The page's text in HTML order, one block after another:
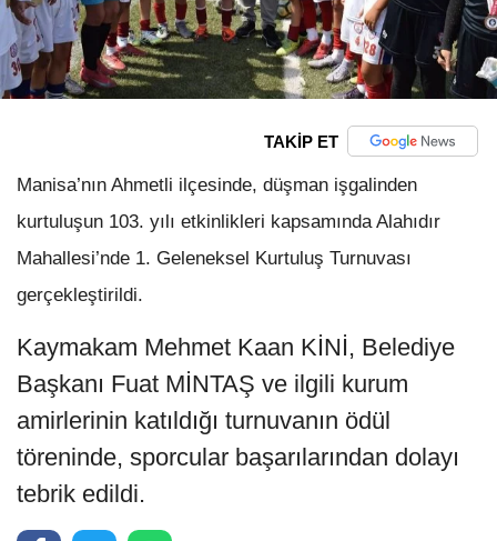
TAKİP ET
Manisa’nın Ahmetli ilçesinde, düşman işgalinden
kurtuluşun 103. yılı etkinlikleri kapsamında Alahıdır
Mahallesi’nde 1. Geleneksel Kurtuluş Turnuvası
gerçekleştirildi.
Kaymakam Mehmet Kaan KİNİ, Belediye
Başkanı Fuat MİNTAŞ ve ilgili kurum
amirlerinin katıldığı turnuvanın ödül
töreninde, sporcular başarılarından dolayı
tebrik edildi.